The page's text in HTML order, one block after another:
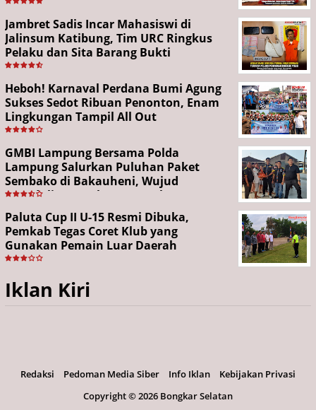
Jambret Sadis Incar Mahasiswi di
Jalinsum Katibung, Tim URC Ringkus
Pelaku dan Sita Barang Bukti
Heboh! Karnaval Perdana Bumi Agung
Sukses Sedot Ribuan Penonton, Enam
Lingkungan Tampil All Out
GMBI Lampung Bersama Polda
Lampung Salurkan Puluhan Paket
Sembako di Bakauheni, Wujud
Kepedulian Sambut HUT RI ke-81
Paluta Cup II U-15 Resmi Dibuka,
Pemkab Tegas Coret Klub yang
Gunakan Pemain Luar Daerah
Iklan Kiri
Redaksi Pedoman Media Siber Info Iklan
Kebijakan Privasi
Copyright ©2026 Bongkar Selatan